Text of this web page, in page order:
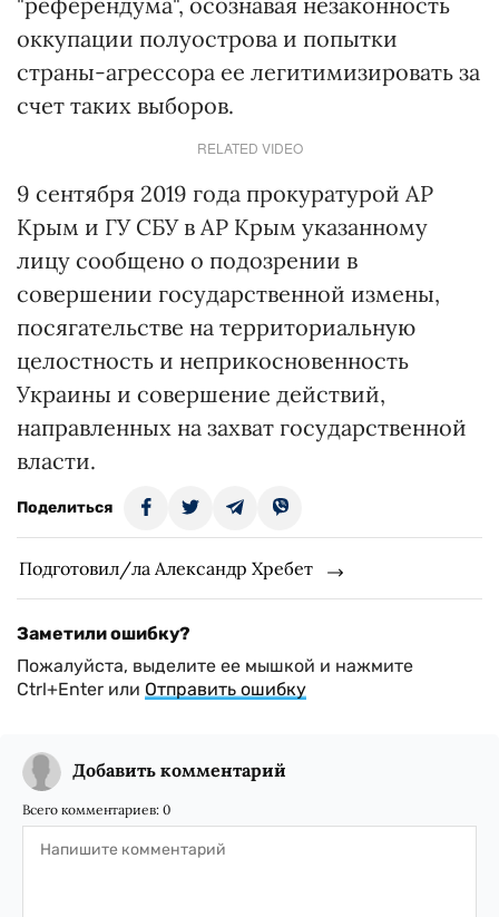
оккупации полуострова и попытки
страны-агрессора ее легитимизировать за
счет таких выборов.
RELATED VIDEO
9 сентября 2019 года прокуратурой АР
Крым и ГУ СБУ в АР Крым указанному
лицу сообщено о подозрении в
совершении государственной измены,
посягательстве на территориальную
целостность и неприкосновенность
Украины и совершение действий,
направленных на захват государственной
власти.
Поделиться
Подготовил/ла Александр Хребет
Заметили ошибку?
Пожалуйста, выделите ее мышкой и нажмите
Ctrl+Enter или Отправить ошибку
Добавить комментарий
Всего комментариев: 0